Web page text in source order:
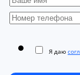
Я даю